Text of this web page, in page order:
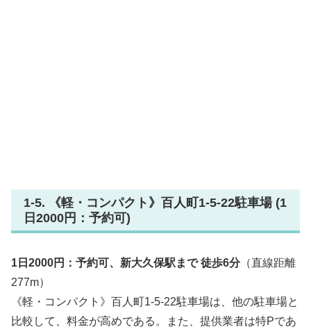
1-5. 《軽・コンパクト》百人町1-5-22駐車場 (1
日2000円：予約可)
1日2000円：予約可、新大久保駅まで 徒歩6分（直線距離
277m）
《軽・コンパクト》百人町1-5-22駐車場は、他の駐車場と
比較して、料金が高めである。また、提供業者は特Pであ